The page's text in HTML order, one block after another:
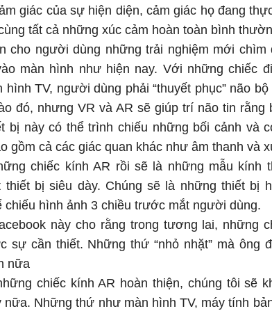
giác của sự hiện diện, cảm giác họ đang
tất cả những xúc cảm hoàn toàn bình
cho người dùng những trải nghiệm mới chìm
màn hình như hiện nay. Với những chiếc
TV, người dùng phải “thuyết phục” não bộ
đó, nhưng VR và AR sẽ giúp trí não tin rằng
bị này có thể trình chiếu những bối cảnh và
gồm cả các giác quan khác như âm thanh và
chiếc kính AR rồi sẽ là những mẫu kính
bị siêu dày. Chúng sẽ là những thiết bị
chiếu hình ảnh 3 chiều trước mắt người dùng.
này cho rằng trong tương lai, những
sự cần thiết. Những thứ “nhỏ nhặt” mà ông
nữa
chiếc kính AR hoàn thiện, chúng tôi sẽ
Những thứ như màn hình TV, máy tính